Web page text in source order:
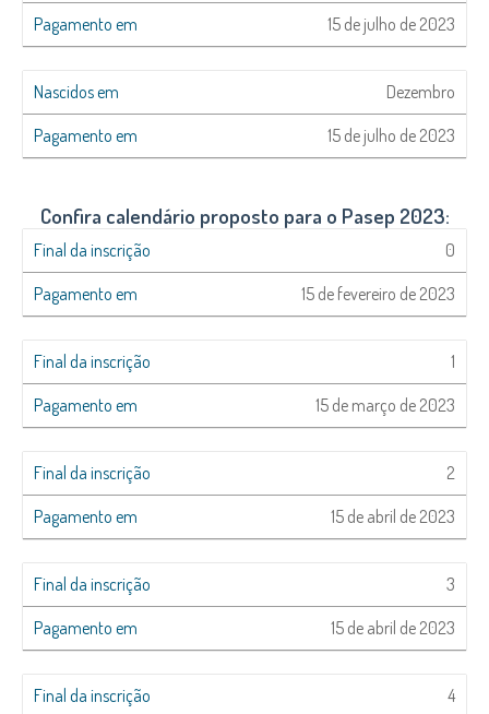
15 de julho de 2023
Dezembro
15 de julho de 2023
Confira calendário proposto para o Pasep 2023:
0
15 de fevereiro de 2023
1
15 de março de 2023
2
15 de abril de 2023
3
15 de abril de 2023
4